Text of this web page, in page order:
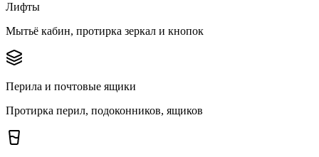
Лифты
Мытьё кабин, протирка зеркал и кнопок
Перила и почтовые ящики
Протирка перил, подоконников, ящиков